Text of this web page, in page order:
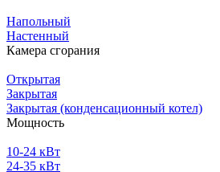
Напольный
Настенный
Камера сгорания
Открытая
Закрытая
Закрытая (конденсационный котел)
Мощность
10-24 кВт
24-35 кВт